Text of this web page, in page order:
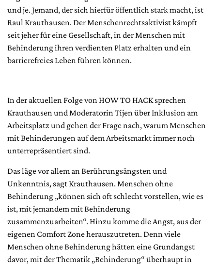
und je. Jemand, der sich hierfür öffentlich stark macht, ist
Raul Krauthausen. Der Menschenrechtsaktivist kämpft
seit jeher für eine Gesellschaft, in der Menschen mit
Behinderung ihren verdienten Platz erhalten und ein
barrierefreies Leben führen können.
In der aktuellen Folge von HOW TO HACK sprechen
Krauthausen und Moderatorin Tijen über Inklusion am
Arbeitsplatz und gehen der Frage nach, warum Menschen
mit Behinderungen auf dem Arbeitsmarkt immer noch
unterrepräsentiert sind.
Das läge vor allem an Berührungsängsten und
Unkenntnis, sagt Krauthausen. Menschen ohne
Behinderung „können sich oft schlecht vorstellen, wie es
ist, mit jemandem mit Behinderung
zusammenzuarbeiten“. Hinzu komme die Angst, aus der
eigenen Comfort Zone herauszutreten. Denn viele
Menschen ohne Behinderung hätten eine Grundangst
davor, mit der Thematik „Behinderung“ überhaupt in